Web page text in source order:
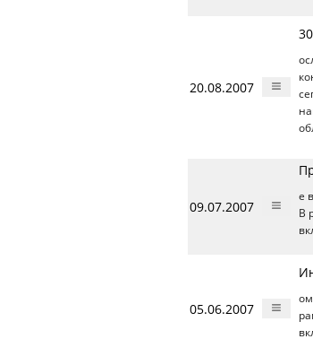
20.08.2007
09.07.2007
е
В
05.06.2007